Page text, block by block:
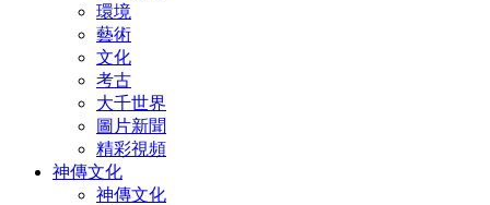
環境
藝術
文化
考古
大千世界
圖片新聞
精彩視頻
神傳文化
神傳文化